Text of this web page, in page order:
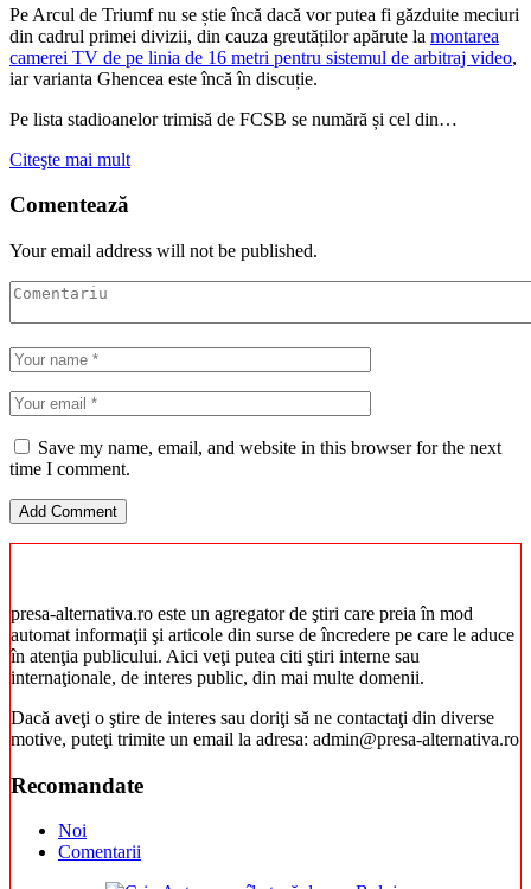
Pe Arcul de Triumf nu se știe încă dacă vor putea fi găzduite meciuri
din cadrul primei divizii, din cauza greutăților apărute la montarea
camerei TV de pe linia de 16 metri pentru sistemul de arbitraj video,
iar varianta Ghencea este încă în discuție.
Pe lista stadioanelor trimisă de FCSB se numără și cel din…
Citeşte mai mult
Comentează
Your email address will not be published.
Save my name, email, and website in this browser for the next
time I comment.
presa-alternativa.ro este un agregator de ştiri care preia în mod
automat informaţii şi articole din surse de încredere pe care le aduce
în atenţia publicului. Aici veţi putea citi ştiri interne sau
internaţionale, de interes public, din mai multe domenii.
Dacă aveţi o ştire de interes sau doriţi să ne contactaţi din diverse
motive, puteţi trimite un email la adresa: admin@presa-alternativa.ro
Recomandate
Noi
Comentarii